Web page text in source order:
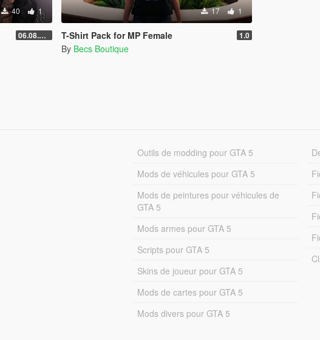
40 1
06.08.2026
17 1
T-Shirt Pack for MP Female 1.0
By Becs Boutique
Outils de modding pour GTA 5
Mods de véhicules pour GTA 5
Mods de peintures pour véhicules de
GTA 5
Mods armes pour GTA 5
Scripts pour GTA 5
Skins de joueur pour GTA 5
Mods de cartes pour GTA 5
Mods divers pour GTA 5